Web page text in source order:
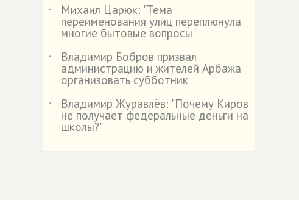
˙
Михаил Царюк: "Тема
переименования улиц переплюнула
многие бытовые вопросы"
˙
Владимир Бобров призвал
администрацию и жителей Арбажа
организовать субботник
˙
Владимир Журавлёв: "Почему Киров
не получает федеральные деньги на
школы?"